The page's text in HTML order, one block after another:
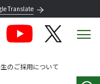
Translate
のご採用について